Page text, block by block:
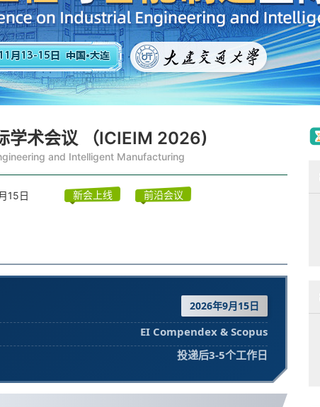
学术会议 （ICIEIM 2026)
and Intelligent Manufacturing
15日 新会上线 前沿会议
2026年9月15日
EI Compendex & Scopus
投递后3-5个工作日